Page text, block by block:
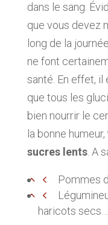
dans le sang.
que vous devez
long de la
ne font
santé. En effet,
que tous les
bien nourrir le
la bonne humeur,
sucres lents. A
Pommes
haricots